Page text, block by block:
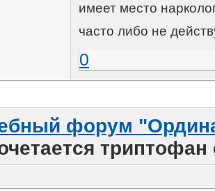
имеет место
часто либо не
0
форум